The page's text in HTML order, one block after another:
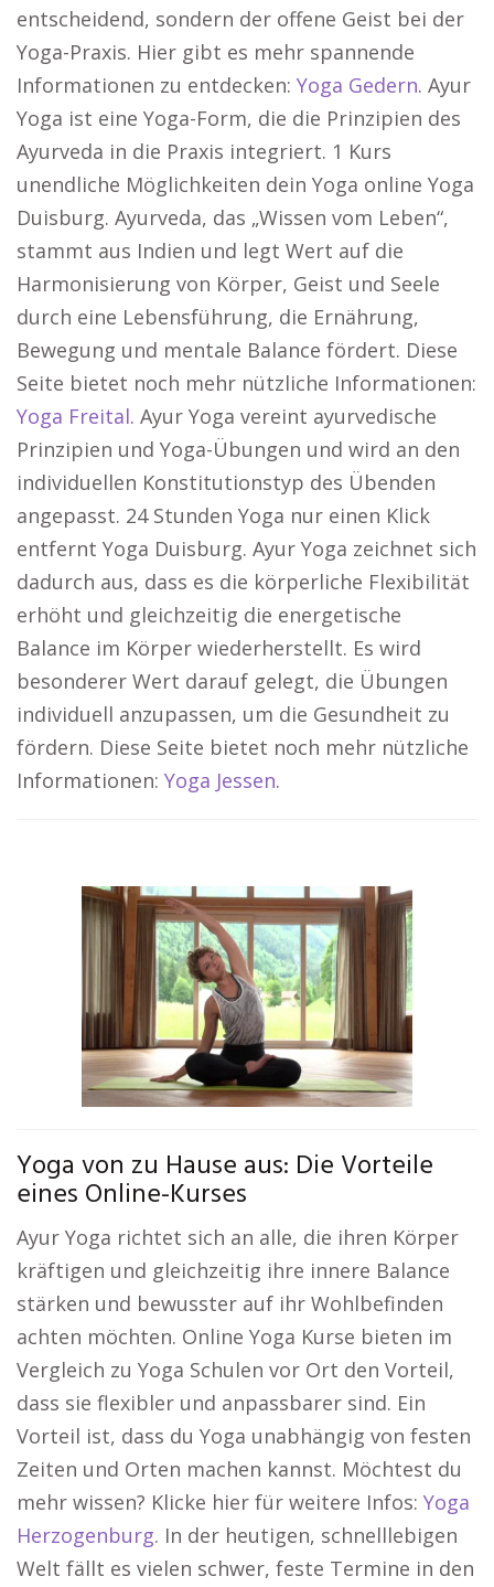
entscheidend, sondern der offene Geist bei der
Yoga-Praxis. Hier gibt es mehr spannende
Informationen zu entdecken: Yoga Gedern. Ayur
Yoga ist eine Yoga-Form, die die Prinzipien des
Ayurveda in die Praxis integriert. 1 Kurs
unendliche Möglichkeiten dein Yoga online Yoga
Duisburg. Ayurveda, das „Wissen vom Leben“,
stammt aus Indien und legt Wert auf die
Harmonisierung von Körper, Geist und Seele
durch eine Lebensführung, die Ernährung,
Bewegung und mentale Balance fördert. Diese
Seite bietet noch mehr nützliche Informationen:
Yoga Freital. Ayur Yoga vereint ayurvedische
Prinzipien und Yoga-Übungen und wird an den
individuellen Konstitutionstyp des Übenden
angepasst. 24 Stunden Yoga nur einen Klick
entfernt Yoga Duisburg. Ayur Yoga zeichnet sich
dadurch aus, dass es die körperliche Flexibilität
erhöht und gleichzeitig die energetische
Balance im Körper wiederherstellt. Es wird
besonderer Wert darauf gelegt, die Übungen
individuell anzupassen, um die Gesundheit zu
fördern. Diese Seite bietet noch mehr nützliche
Informationen: Yoga Jessen.
Yoga von zu Hause aus: Die Vorteile
eines Online-Kurses
Ayur Yoga richtet sich an alle, die ihren Körper
kräftigen und gleichzeitig ihre innere Balance
stärken und bewusster auf ihr Wohlbefinden
achten möchten. Online Yoga Kurse bieten im
Vergleich zu Yoga Schulen vor Ort den Vorteil,
dass sie flexibler und anpassbarer sind. Ein
Vorteil ist, dass du Yoga unabhängig von festen
Zeiten und Orten machen kannst. Möchtest du
mehr wissen? Klicke hier für weitere Infos: Yoga
Herzogenburg. In der heutigen, schnelllebigen
Welt fällt es vielen schwer, feste Termine in den